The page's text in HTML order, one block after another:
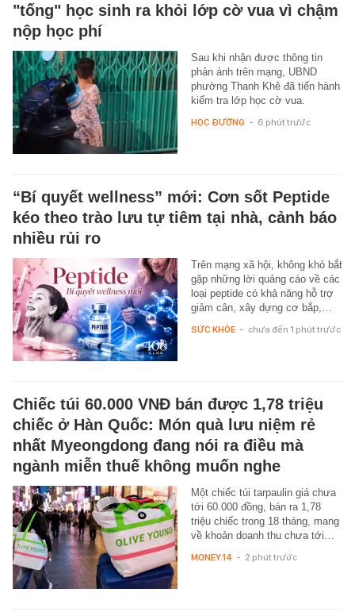
"tống" học sinh ra khỏi lớp cờ vua vì chậm
nộp học phí
Sau khi nhận được thông tin
phản ánh trên mạng, UBND
phường Thanh Khê đã tiến hành
kiểm tra lớp học cờ vua.
HỌC ĐƯỜNG - 6 phút trước
“Bí quyết wellness” mới: Cơn sốt Peptide
kéo theo trào lưu tự tiêm tại nhà, cảnh báo
nhiều rủi ro
Trên mạng xã hội, không khó bắt
gặp những lời quảng cáo về các
loại peptide có khả năng hỗ trợ
giảm cân, xây dựng cơ bắp,…
SỨC KHỎE - chưa đến 1 phút trước
Chiếc túi 60.000 VNĐ bán được 1,78 triệu
chiếc ở Hàn Quốc: Món quà lưu niệm rẻ
nhất Myeongdong đang nói ra điều mà
ngành miễn thuế không muốn nghe
Một chiếc túi tarpaulin giá chưa
tới 60.000 đồng, bán ra 1,78
triệu chiếc trong 18 tháng, mang
về khoản doanh thu chưa tới…
MONEY.14 - 2 phút trước